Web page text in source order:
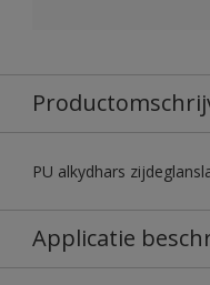
PU alkydhars
Applicatie